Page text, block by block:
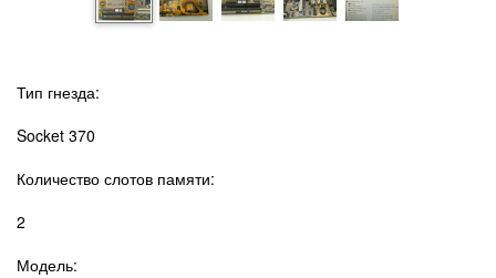
Тип гнезда:
Socket 370
Количество слотов памяти:
2
Модель: